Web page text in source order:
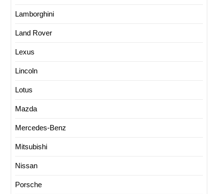
Lamborghini
Land Rover
Lexus
Lincoln
Lotus
Mazda
Mercedes-Benz
Mitsubishi
Nissan
Porsche